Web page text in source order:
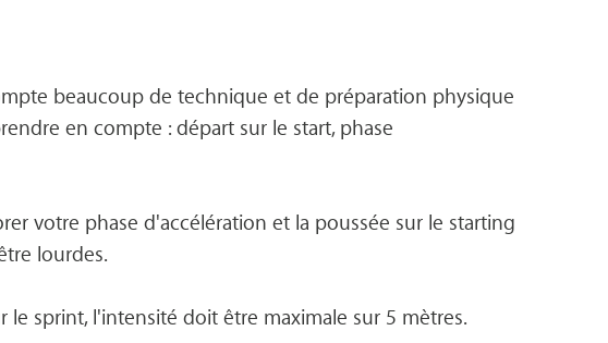
beaucoup de technique et de préparation physique
en compte : départ sur le start, phase
votre phase d'accélération et la poussée sur le starting
lourdes.
sprint, l'intensité doit être maximale sur 5 mètres.